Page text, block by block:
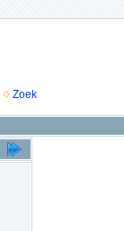
Zoek